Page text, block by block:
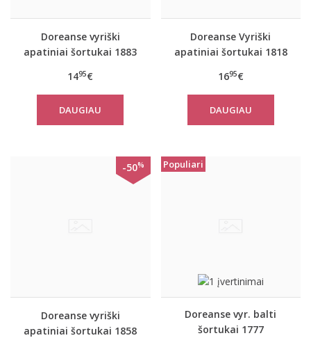
Doreanse vyriški
apatiniai šortukai 1883
1495€
DAUGIAU
Doreanse Vyriški
apatiniai šortukai 1818
1695€
DAUGIAU
-50%
Doreanse vyriški
apatiniai šortukai 1858
Populiari
Doreanse vyr. balti
šortukai 1777